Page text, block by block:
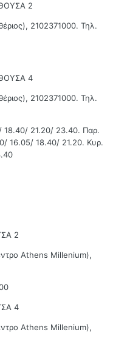
2
2102371000. Τηλ.
4
2102371000. Τηλ.
18.40/ 21.20/ 23.40. Παρ.
16.05/ 18.40/ 21.20. Κυρ.
2
Athens Millenium),
4
Athens Millenium),